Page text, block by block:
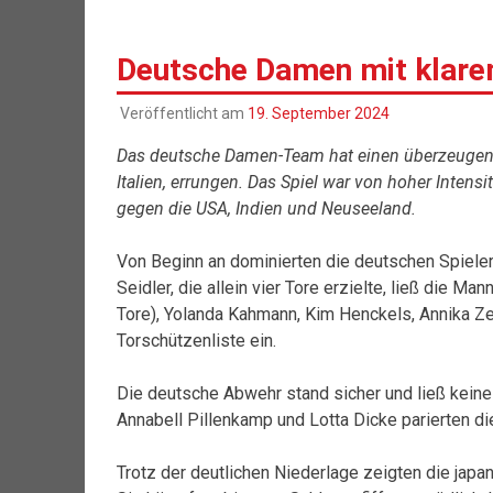
Deutsche Damen mit
Veröffentlicht am 19. September 2024
Das deutsche Damen-Team hat einen
Italien, errungen. Das Spiel war von hoher
gegen die USA, Indien und Neuseeland.
Von Beginn an dominierten die deutschen
Seidler, die allein vier Tore erzielte, ließ die
Tore), Yolanda Kahmann, Kim Henckels, Annika
Torschützenliste ein.
Die deutsche Abwehr stand sicher und ließ
Annabell Pillenkamp und Lotta Dicke parierten
Trotz der deutlichen Niederlage zeigten die